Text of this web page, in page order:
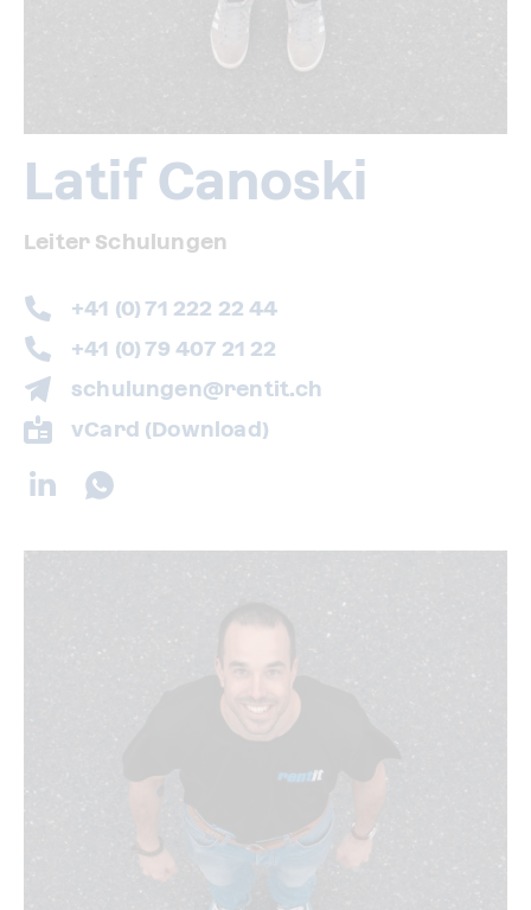
Latif Canoski
Leiter Schulungen
+41 (0) 71 222 22 44
+41 (0) 79 407 21 22
schulungen@rentit.ch
vCard (Download)